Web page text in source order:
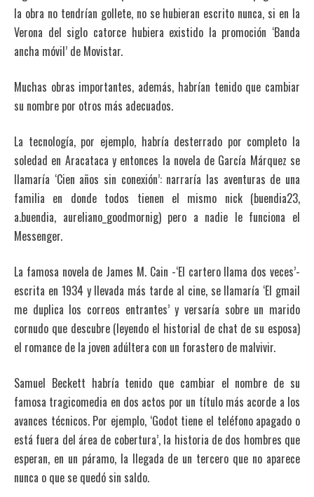
la obra no tendrían gollete, no se hubieran escrito nunca, si en la
Verona del siglo catorce hubiera existido la promoción ‘Banda
ancha móvil’ de Movistar.
Muchas obras importantes, además, habrían tenido que cambiar
su nombre por otros más adecuados.
La tecnología, por ejemplo, habría desterrado por completo la
soledad en Aracataca y entonces la novela de García Márquez se
llamaría ‘Cien años sin conexión’: narraría las aventuras de una
familia en donde todos tienen el mismo nick (buendia23,
a.buendia, aureliano_goodmornig) pero a nadie le funciona el
Messenger.
La famosa novela de James M. Cain -‘El cartero llama dos veces’-
escrita en 1934 y llevada más tarde al cine, se llamaría ‘El gmail
me duplica los correos entrantes’ y versaría sobre un marido
cornudo que descubre (leyendo el historial de chat de su esposa)
el romance de la joven adúltera con un forastero de malvivir.
Samuel Beckett habría tenido que cambiar el nombre de su
famosa tragicomedia en dos actos por un título más acorde a los
avances técnicos. Por ejemplo, ‘Godot tiene el teléfono apagado o
está fuera del área de cobertura’, la historia de dos hombres que
esperan, en un páramo, la llegada de un tercero que no aparece
nunca o que se quedó sin saldo.